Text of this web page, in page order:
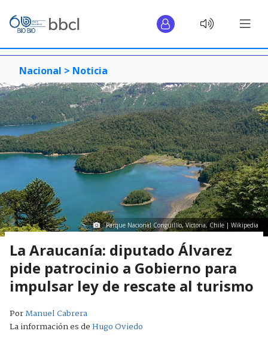
Nacional > Noticia
Parque Nacional Conguillío, Victoria, Chile | Wikipedia
La Araucanía: diputado Álvarez
pide patrocinio a Gobierno para
impulsar ley de rescate al turismo
PorManuel Cabrera
La información es deHugo Oviedo